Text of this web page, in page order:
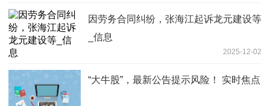
因劳务合同纠纷，张海江起诉龙元建设等
_信息
2025-12-02
“大牛股”，最新公告提示风险！ 实时焦点